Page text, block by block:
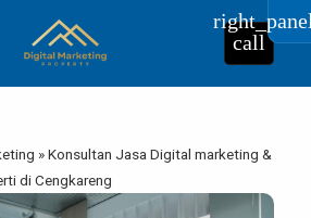
call
»Konsultan Jasa Digital marketing &
di Cengkareng